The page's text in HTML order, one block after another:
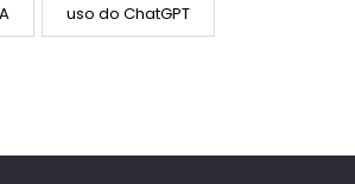
uso do ChatGPT